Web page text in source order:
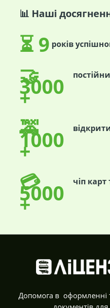
📊 Наші
⏳ 9 років
🤝
3000
+
🚕
1000
+
💳
5000
+
чіп карт
Допомога в оформленні